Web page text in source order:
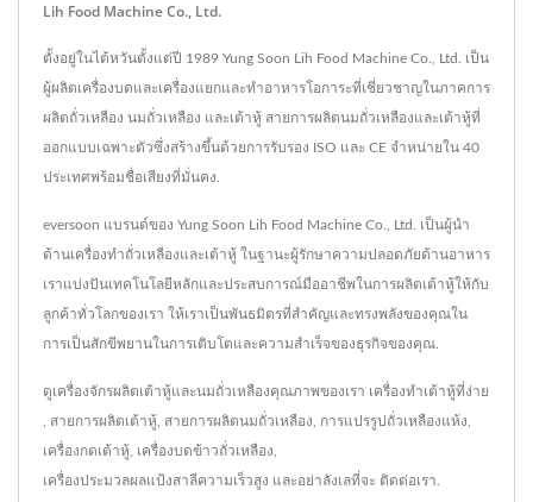
Lih Food Machine Co., Ltd.
ตั้งอยู่ในไต้หวันตั้งแต่ปี 1989 Yung Soon Lih Food Machine Co., Ltd. เป็น
ผู้ผลิตเครื่องบดและเครื่องแยกและทำอาหารโอการะที่เชี่ยวชาญในภาคการ
ผลิตถั่วเหลือง นมถั่วเหลือง และเต้าหู้ สายการผลิตนมถั่วเหลืองและเต้าหู้ที่
ออกแบบเฉพาะตัวซึ่งสร้างขึ้นด้วยการรับรอง ISO และ CE จำหน่ายใน 40
ประเทศพร้อมชื่อเสียงที่มั่นคง.
eversoon แบรนด์ของ Yung Soon Lih Food Machine Co., Ltd. เป็นผู้นำ
ด้านเครื่องทำถั่วเหลืองและเต้าหู้ ในฐานะผู้รักษาความปลอดภัยด้านอาหาร
เราแบ่งปันเทคโนโลยีหลักและประสบการณ์มืออาชีพในการผลิตเต้าหู้ให้กับ
ลูกค้าทั่วโลกของเรา ให้เราเป็นพันธมิตรที่สำคัญและทรงพลังของคุณใน
การเป็นสักขีพยานในการเติบโตและความสำเร็จของธุรกิจของคุณ.
ดูเครื่องจักรผลิตเต้าหู้และนมถั่วเหลืองคุณภาพของเรา เครื่องทำเต้าหู้ที่ง่าย
สายการผลิตเต้าหู้ สายการผลิตนมถั่วเหลือง การแปรรูปถั่วเหลืองแห้ง
เครื่องกดเต้าหู้ เครื่องบดข้าวถั่วเหลือง
เครื่องประมวลผลแป้งสาลีความเร็วสูง และอย่าลังเลที่จะ ติดต่อเรา